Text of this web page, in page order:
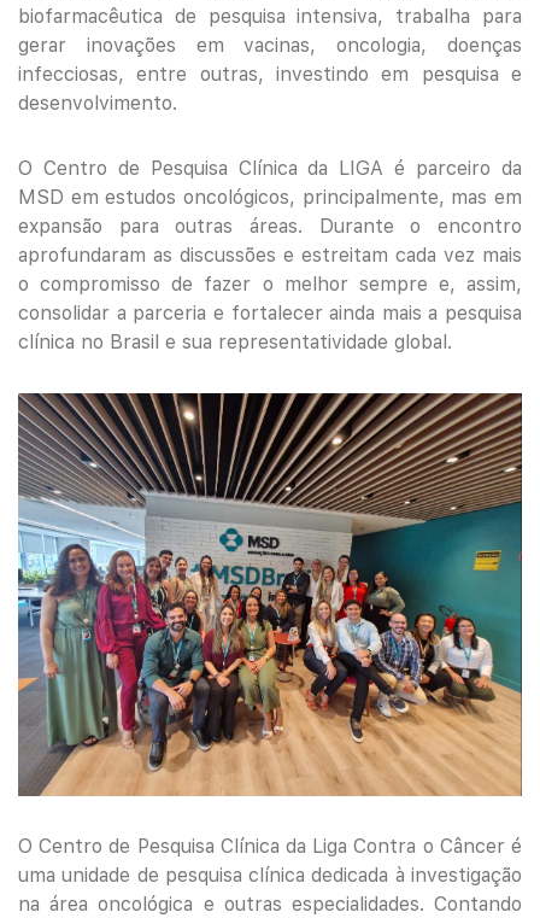
biofarmacêutica de pesquisa intensiva, trabalha para
gerar inovações em vacinas, oncologia, doenças
infecciosas, entre outras, investindo em pesquisa e
desenvolvimento.
O Centro de Pesquisa Clínica da LIGA é parceiro da
MSD em estudos oncológicos, principalmente, mas em
expansão para outras áreas. Durante o encontro
aprofundaram as discussões e estreitam cada vez mais
o compromisso de fazer o melhor sempre e, assim,
consolidar a parceria e fortalecer ainda mais a pesquisa
clínica no Brasil e sua representatividade global.
O Centro de Pesquisa Clínica da Liga Contra o Câncer é
uma unidade de pesquisa clínica dedicada à investigação
na área oncológica e outras especialidades. Contando